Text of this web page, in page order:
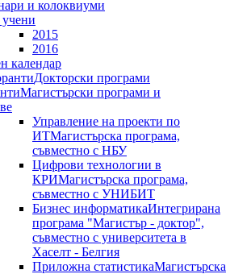
и колоквиуми
учени
2015
2016
календар
Докторски програми
Магистърски програми и
Управление на проекти по
ИТМагистърска програма,
съвместно с НБУ
Цифрови технологии в
КРИМагистърска програма,
съвместно с УНИБИТ
Бизнес информатикаИнтегрирана
програма "Магистър - доктор",
съвместно с университета в
Хаселт - Белгия
Приложна статистикаМагистърска